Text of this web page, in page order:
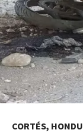
CORTÉS,